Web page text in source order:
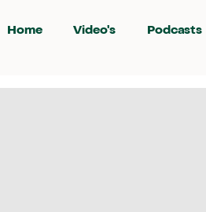
Home Video's Podcasts